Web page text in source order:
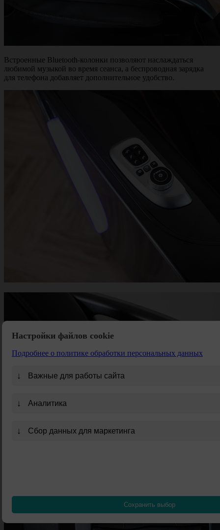
Настройки файлов cookie
Подробнее о политике обработки персональных данных
↓ Важные для работы сайта
↓ Аналитика
↓ Сбор данных для маркетинга
Сохранить выбор
Встроенные Bluetooth-колонки позволяют наслаждаться
любимой музыкой во время сеанса, а беспроводная зарядка
для телефона добавляет дополнительное удобство.